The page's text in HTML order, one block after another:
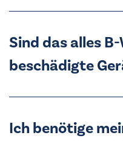
Sind das alles
beschädigte
Ich benötige